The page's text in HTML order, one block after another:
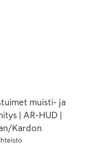
muisti- ja
| AR-HUD |
Kardon